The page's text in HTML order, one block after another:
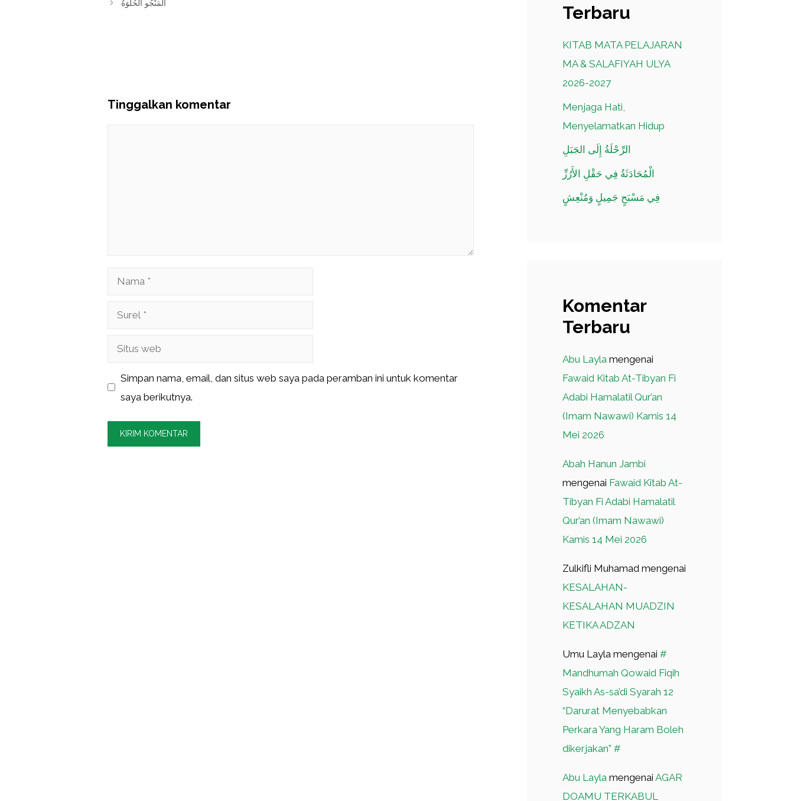
الْمَنْجُو الْحُلْوَةُ
Tinggalkan komentar
Nama
Surel
Situs
Simpan nama, email, dan situs web saya pada peramban ini untuk komentar
saya berikutnya.
Terbaru
KITAB MATA PELAJARAN
MA & SALAFIYAH ULYA
2026-2027
Menjaga Hati,
Menyelamatkan Hidup
الرِّحْلَةُ إِلَى الجَبَلِ
الْمُحَادَثَةُ فِي حَقْلِ الأَرُزِّ
فِي مَسْبَحٍ جَمِيلٍ وَمُنْعِشٍ
Komentar
Terbaru
Abu Layla mengenai
Fawaid Kitab At-Tibyan Fi
Adabi Hamalatil Qur’an
(Imam Nawawi) Kamis 14
Mei 2026
Abah Hanun Jambi
mengenai Fawaid Kitab At-
Tibyan Fi Adabi Hamalatil
Qur’an (Imam Nawawi)
Kamis 14 Mei 2026
Zulkifli Muhamad mengenai
KESALAHAN-
KESALAHAN MUADZIN
KETIKA ADZAN
Umu Layla mengenai #
Mandhumah Qowaid Fiqih
Syaikh As-sa’di Syarah 12
“Darurat Menyebabkan
Perkara Yang Haram Boleh
dikerjakan” #
Abu Layla mengenai AGAR
DOAMU TERKABUL